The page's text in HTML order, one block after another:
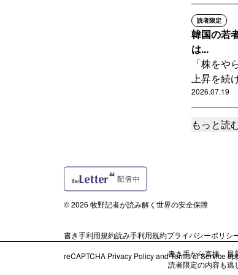
読者限定
韓国の若
は...
「株を
上昇を続
2026.07.19
読者限定
「是々...
韓国大手
た。現場
もっと読
書き手から直接、最
読者限定の内容も逃
© 2026 牧野記者が読み解く世界の安全保障
書き手利用規約読み手利用規約プライバシーポリシ
reCAPTCHA Privacy PolicyandTerms of Service